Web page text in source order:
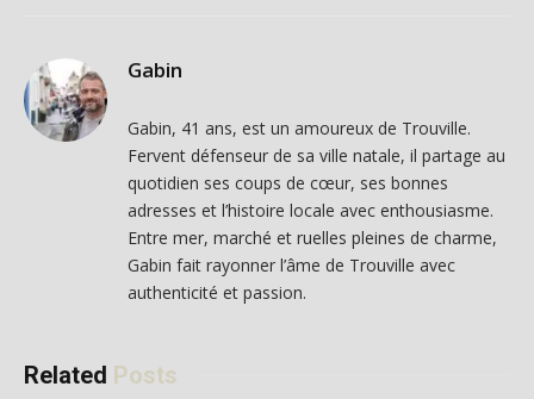
Gabin
Gabin, 41 ans, est un amoureux de Trouville.
Fervent défenseur de sa ville natale, il partage au
quotidien ses coups de cœur, ses bonnes
adresses et l’histoire locale avec enthousiasme.
Entre mer, marché et ruelles pleines de charme,
Gabin fait rayonner l’âme de Trouville avec
authenticité et passion.
Related Posts